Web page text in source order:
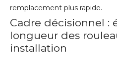
remplacement plus rapide.
Cadre décisionnel :
longueur des
installation